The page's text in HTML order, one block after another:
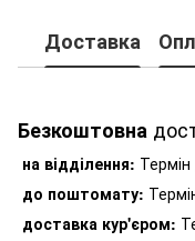
Доставка
Безкоштовна
на відділення:
до поштомату:
доставка кур'єром: